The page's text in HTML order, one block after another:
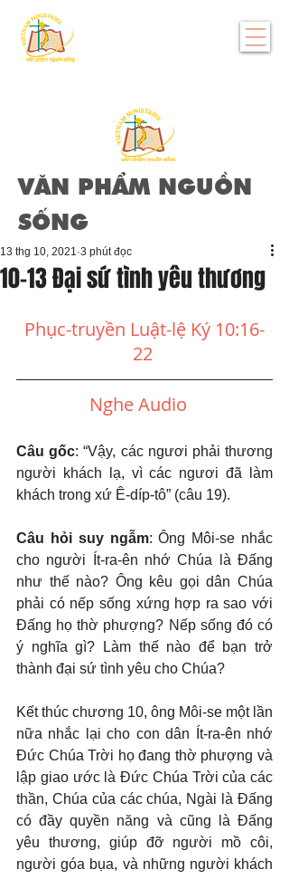
VĂN PHẨM NGUỒN
SỐNG
10-13 Đại sứ tình yêu thương
13 thg 10, 2021 3 phút đọc
Phục-truyền Luật-lệ Ký 10:16-
22
Nghe Audio
Câu gốc: “Vậy, các ngươi phải thương
người khách lạ, vì các ngươi đã làm
khách trong xứ Ê-díp-tô” (câu 19).
Câu hỏi suy ngẫm: Ông Môi-se nhắc
cho người Ít-ra-ên nhớ Chúa là Đấng
như thế nào? Ông kêu gọi dân Chúa
phải có nếp sống xứng hợp ra sao với
Đấng họ thờ phượng? Nếp sống đó có
ý nghĩa gì? Làm thế nào để bạn trở
thành đại sứ tình yêu cho Chúa?
Kết thúc chương 10, ông Môi-se một lần
nữa nhắc lại cho con dân Ít-ra-ên nhớ
Đức Chúa Trời họ đang thờ phượng và
lập giao ước là Đức Chúa Trời của các
thần, Chúa của các chúa, Ngài là Đấng
có đầy quyền năng và cũng là Đấng
yêu thương, giúp đỡ người mồ côi,
người góa bụa, và những người khách